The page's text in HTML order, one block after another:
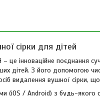
сірки для дітей
інноваційне поєднання
дітей. З його допомогою
видалення вушної сірки,
(iOS / Android) з будь-якого